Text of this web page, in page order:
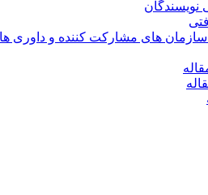
نویسندگان
سازمان های مشارکت کننده و داوری های